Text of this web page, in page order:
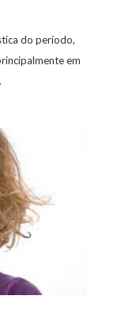
do período,
em